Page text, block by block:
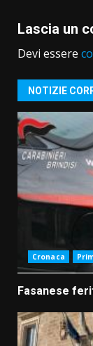
Lascia un
Devi essere
NOTIZIE
Cronaca
Fasanese